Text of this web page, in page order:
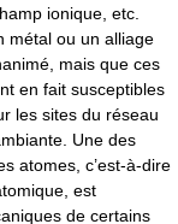
ionique, etc.
métal ou un alliage
mais que ces
en fait susceptibles
les sites du réseau
Une des
atomes, c’est-à-dire
est
de certains